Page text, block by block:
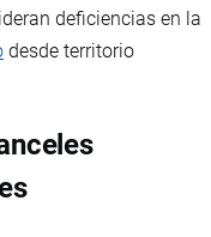
deficiencias en la
desde territorio